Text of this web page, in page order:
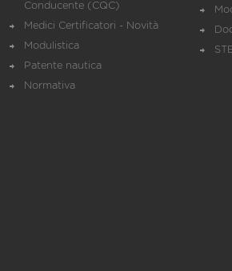
Conducente (CQC)
Medici Certificatori - Novità
Modulistica
Patente nautica
Normativa